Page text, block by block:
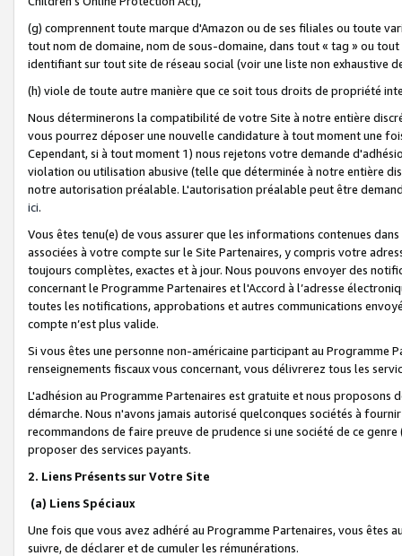
(g) comprennent toute marque d'Amazon ou de ses filiales ou toute
tout nom de domaine, nom de sous-domaine, dans tout « tag » ou
identifiant sur tout site de réseau social (voir une liste non exhaustive
(h) viole de toute autre manière que ce soit tous droits de propriété
Nous déterminerons la compatibilité de votre Site à notre entière
vous pourrez déposer une nouvelle candidature à tout moment une
Cependant, si à tout moment 1) nous rejetons votre demande
violation ou utilisation abusive (telle que déterminée à notre entière
notre autorisation préalable. L'autorisation préalable peut être
ici.
Vous êtes tenu(e) de vous assurer que les informations contenues
associées à votre compte sur le Site Partenaires, y compris votre
toujours complètes, exactes et à jour. Nous pouvons envoyer des
concernant le Programme Partenaires et l'Accord à l’adresse
toutes les notifications, approbations et autres communications
compte n’est plus valide.
Si vous êtes une personne non-américaine participant au
renseignements fiscaux vous concernant, vous délivrerez tous les
L'adhésion au Programme Partenaires est gratuite et nous proposons
démarche. Nous n'avons jamais autorisé quelconques sociétés à
recommandons de faire preuve de prudence si une société de ce
proposer des services payants.
2. Liens Présents sur Votre Site
(a) Liens Spéciaux
Une fois que vous avez adhéré au Programme Partenaires, vous êtes
suivre, de déclarer et de cumuler les rémunérations.